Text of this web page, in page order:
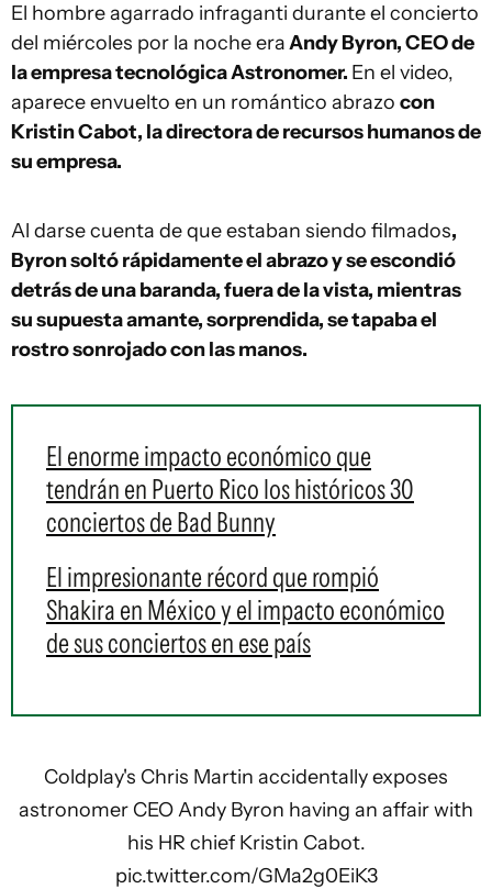
El hombre agarrado infraganti durante el concierto
del miércoles por la noche eraAndy Byron, CEO de
la empresa tecnológica Astronomer. En el video,
aparece envuelto en un romántico abrazo con
Kristin Cabot, la directora de recursos humanos de
su empresa.
Al darse cuenta de que estaban siendo filmados,
Byron soltó rápidamente el abrazo y se escondió
detrás de una baranda, fuera de la vista, mientras
su supuesta amante, sorprendida, se tapaba el
rostro sonrojado con las manos.
El enorme impacto económico que
tendrán en Puerto Rico los históricos 30
conciertos de Bad Bunny
El impresionante récord que rompió
Shakira en México y el impacto económico
de sus conciertos en ese país
Coldplay's Chris Martin accidentally exposes
astronomer CEO Andy Byron having an affair with
his HR chief Kristin Cabot.
pic.twitter.com/GMa2g0EiK3